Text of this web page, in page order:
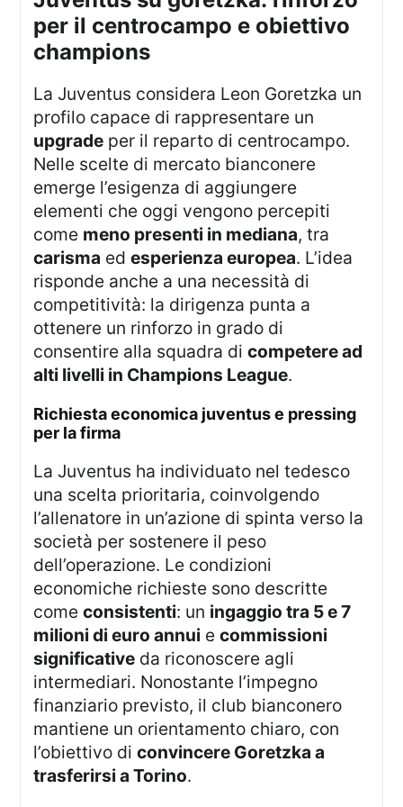
per il centrocampo e obiettivo
champions
La Juventus considera Leon Goretzka un
profilo capace di rappresentare un
upgrade per il reparto di centrocampo.
Nelle scelte di mercato bianconere
emerge l’esigenza di aggiungere
elementi che oggi vengono percepiti
come meno presenti in mediana, tra
carisma edesperienza europea. L’idea
risponde anche a una necessità di
competitività: la dirigenza punta a
ottenere un rinforzo in grado di
consentire alla squadra dicompetere ad
alti livelli in Champions League.
richiesta economica juventus e pressing
per la firma
La Juventus ha individuato nel tedesco
una scelta prioritaria, coinvolgendo
l’allenatore in un’azione di spinta verso la
società per sostenere il peso
dell’operazione. Le condizioni
economiche richieste sono descritte
comeconsistenti: un ingaggio tra 5 e 7
milioni di euro annui ecommissioni
significative da riconoscere agli
intermediari. Nonostante l’impegno
finanziario previsto, il club bianconero
mantiene un orientamento chiaro, con
l’obiettivo diconvincere Goretzka a
trasferirsi a Torino.